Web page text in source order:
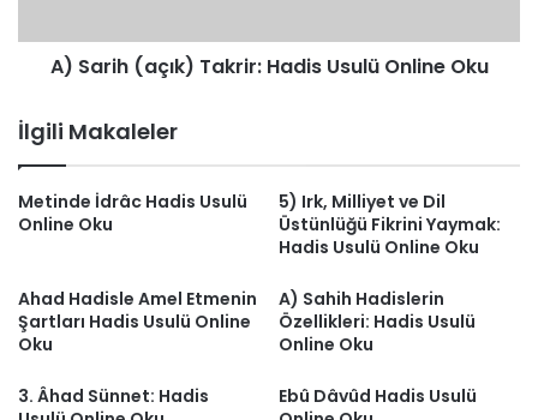
A) Sarih (açık) Takrir: Hadis Usulü Online Oku
İlgili Makaleler
Metinde İdrâc Hadis Usulü
Online Oku
5) Irk, Milliyet ve Dil
Üstünlüğü Fikrini Yaymak:
Hadis Usulü Online Oku
Ahad Hadisle Amel Etmenin
Şartları Hadis Usulü Online
Oku
A) Sahih Hadislerin
Özellikleri: Hadis Usulü
Online Oku
3. Âhad Sünnet: Hadis
Ebû Dâvûd Hadis Usulü